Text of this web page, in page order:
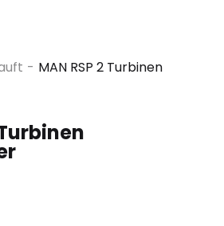
- MAN RSP 2 Turbinen